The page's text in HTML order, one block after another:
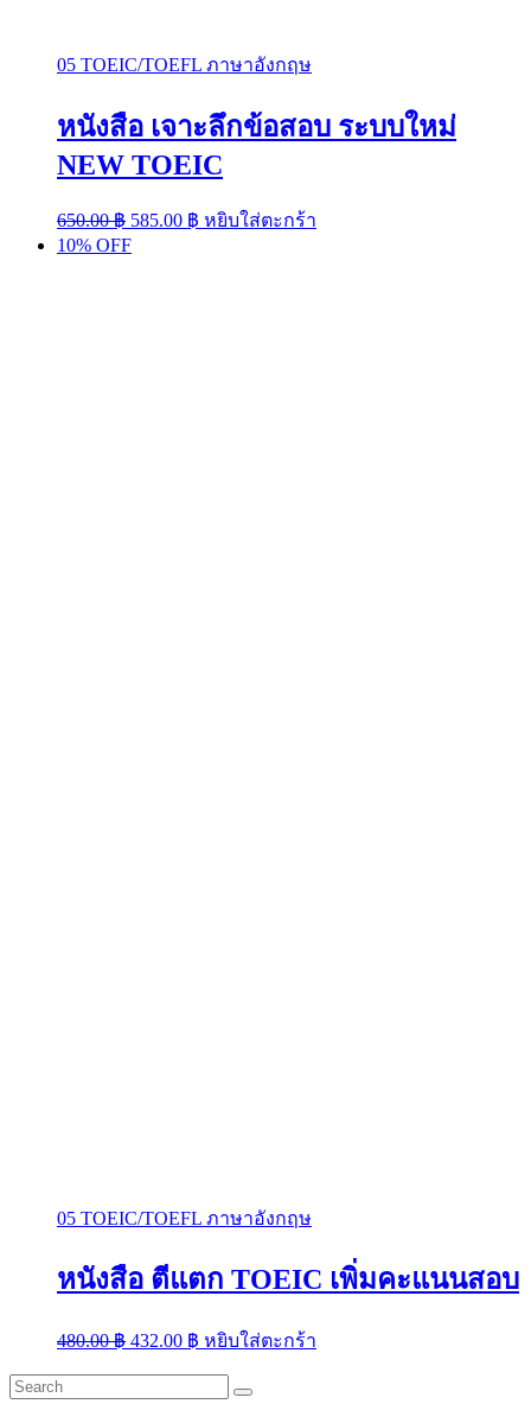
05 TOEIC/TOEFL ภาษาอังกฤษ
หนังสือ เจาะลึกข้อสอบ ระบบใหม่
NEW TOEIC
650.00฿ Original
price
was:
585.00 ฿ Current
price
หยิบใส่ตะกร้า
10% OFF
05 TOEIC/TOEFL ภาษาอังกฤษ
หนังสือ ตีแตก TOEIC เพิ่มคะแนนสอบ
480.00฿ Original
price
was:
480.00 ฿.
432.00 ฿ Current
price
is:
432.00 ฿.
หยิบใส่ตะกร้า